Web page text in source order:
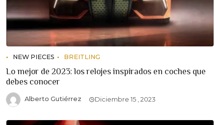
NEW PIECES BREITLING
Lo mejor de 2023: los relojes inspirados en coches que
debes conocer
Alberto Gutiérrez Diciembre 15 , 2023